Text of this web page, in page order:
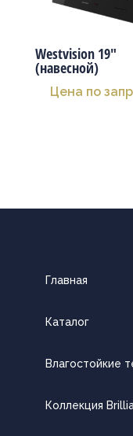
Westvision 19″
(навесной)
Цена по
Главная
Каталог
Влагостойкие
Коллекция